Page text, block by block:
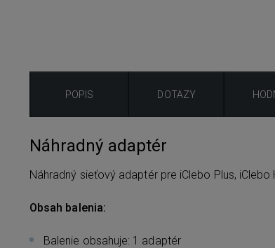
POPIS DOTAZY
Náhradný adaptér
Náhradný sieťový adaptér pre iClebo Plus, iClebo
Obsah balenia:
Balenie obsahuje: 1 adaptér